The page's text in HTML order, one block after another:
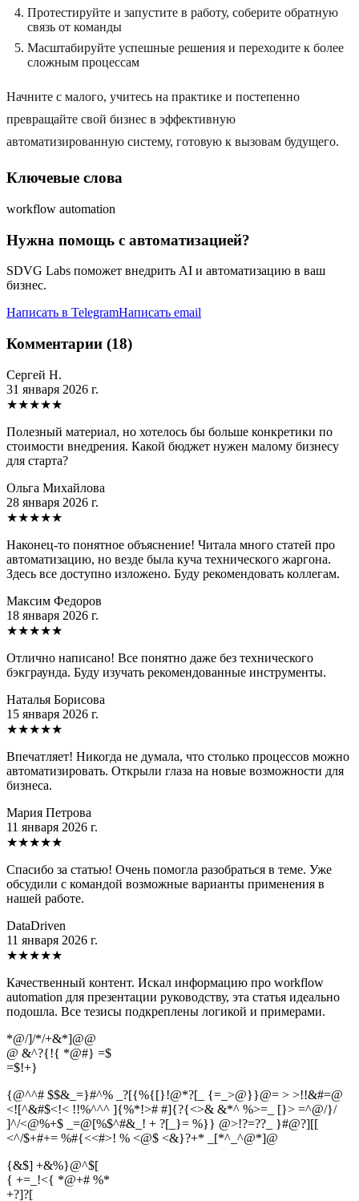
Протестируйте и запустите в работу, соберите обратную
связь от команды
Масштабируйте успешные решения и переходите к более
сложным процессам
Начните с малого, учитесь на практике и постепенно
превращайте свой бизнес в эффективную
автоматизированную систему, готовую к вызовам будущего.
Ключевые слова
workflow automation
Нужна помощь с автоматизацией?
SDVG Labs поможет внедрить AI и автоматизацию в ваш
бизнес.
Написать в TelegramНаписать email
Комментарии (18)
Сергей Н.
31 января 2026 г.
★★★★★
Полезный материал, но хотелось бы больше конкретики по
стоимости внедрения. Какой бюджет нужен малому бизнесу
для старта?
Ольга Михайлова
28 января 2026 г.
★★★★★
Наконец-то понятное объяснение! Читала много статей про
автоматизацию, но везде была куча технического жаргона.
Здесь все доступно изложено. Буду рекомендовать коллегам.
Максим Федоров
18 января 2026 г.
★★★★★
Отлично написано! Все понятно даже без технического
бэкграунда. Буду изучать рекомендованные инструменты.
Наталья Борисова
15 января 2026 г.
★★★★★
Впечатляет! Никогда не думала, что столько процессов можно
автоматизировать. Открыли глаза на новые возможности для
бизнеса.
Мария Петрова
11 января 2026 г.
★★★★★
Спасибо за статью! Очень помогла разобраться в теме. Уже
обсудили с командой возможные варианты применения в
нашей работе.
DataDriven
11 января 2026 г.
★★★★★
Качественный контент. Искал информацию про workflow
automation для презентации руководству, эта статья идеально
подошла. Все тезисы подкреплены логикой и примерами.
*@/]/*/+&*]@@
@ &^?{!{ *@#} =$
=$!+}
{@^^# $$&_=}#^% _?[{%{[}!@*?[_ {=_>@}}@= > >!!&#=@
<![^&#$<!< !!%^^^ ]{%*!># #]{?{<>& &*^ %>=_ [}> =^@/}/
]^/<@%+$ _=@[%$^#&_! + ?[_}= %}} @>!?=??_ }#@?][[
<^/$+#+= %#{<<#>! % <@$ <&}?+* _[*^_^@*]@
{&$] +&%}@^$[
{ +=_!<{ *@+# %*
+?]?[